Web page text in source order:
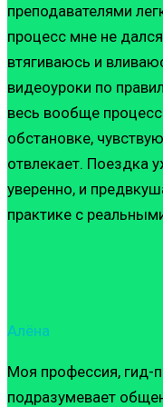
преподавателями
процесс мне не
втягиваюсь и
видеоуроки по
весь вообще
обстановке,
отвлекает. Поездка
уверенно, и
практике с
Алёна
Моя профессия, гид-
подразумевает